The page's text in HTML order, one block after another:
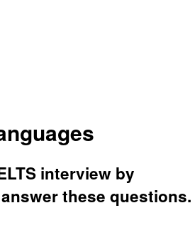
interview by
these questions.